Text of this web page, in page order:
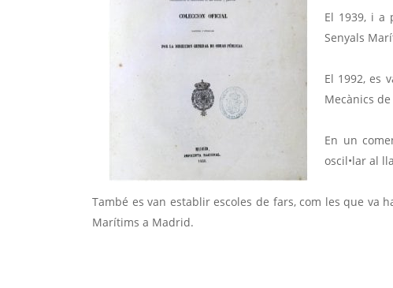
El 1939, i a
Senyals
El 1992, es
Mecànics
En un
oscil•lar al
També es van establir escoles de fars, com les que va
Marítims a Madrid.